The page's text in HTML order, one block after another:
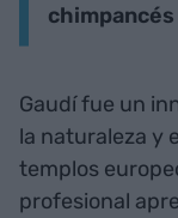
chimpancés
Gaudí fue un
la naturaleza y
templos
profesional